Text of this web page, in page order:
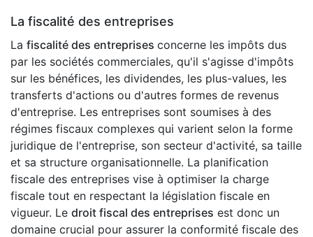
La fiscalité des entreprises
La fiscalité des entreprises concerne les impôts dus
par les sociétés commerciales, qu'il s'agisse d'impôts
sur les bénéfices, les dividendes, les plus-values, les
transferts d'actions ou d'autres formes de revenus
d'entreprise. Les entreprises sont soumises à des
régimes fiscaux complexes qui varient selon la forme
juridique de l'entreprise, son secteur d'activité, sa taille
et sa structure organisationnelle. La planification
fiscale des entreprises vise à optimiser la charge
fiscale tout en respectant la législation fiscale en
vigueur. Le droit fiscal des entreprises est donc un
domaine crucial pour assurer la conformité fiscale des